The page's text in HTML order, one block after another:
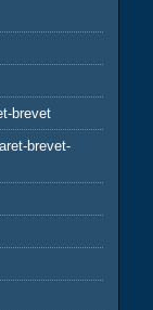
brevet
brevet-